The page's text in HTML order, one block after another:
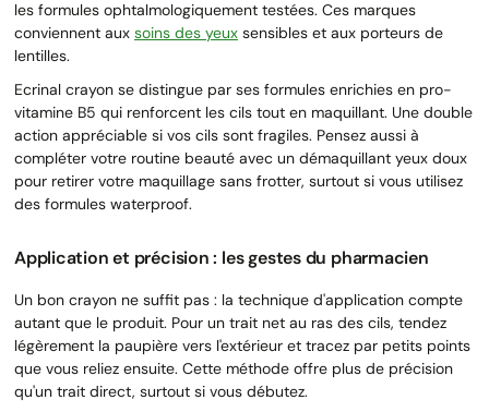
les formules ophtalmologiquement testées. Ces marques
conviennent aux soins des yeux sensibles et aux porteurs de
lentilles.
Ecrinal crayon se distingue par ses formules enrichies en pro-
vitamine B5 qui renforcent les cils tout en maquillant. Une double
action appréciable si vos cils sont fragiles. Pensez aussi à
compléter votre routine beauté avec un démaquillant yeux doux
pour retirer votre maquillage sans frotter, surtout si vous utilisez
des formules waterproof.
Application et précision : les gestes du pharmacien
Un bon crayon ne suffit pas : la technique d'application compte
autant que le produit. Pour un trait net au ras des cils, tendez
légèrement la paupière vers l'extérieur et tracez par petits points
que vous reliez ensuite. Cette méthode offre plus de précision
qu'un trait direct, surtout si vous débutez.